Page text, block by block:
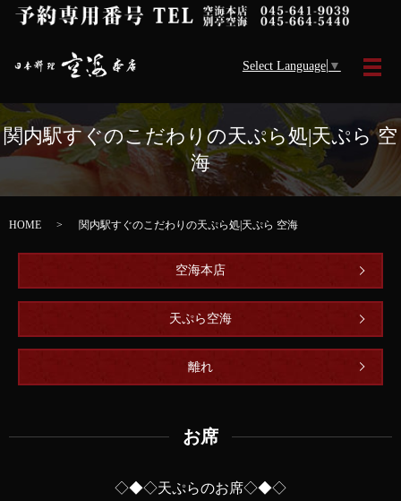
Select Language ▼
メ
関内駅すぐのこだわりの天ぷら処|天ぷら 空
海
HOME 関内駅すぐのこだわりの天ぷら処|天ぷら 空海
空海本店
天ぷら空海
離れ
お席
◇◆◇天ぷらのお席◇◆◇